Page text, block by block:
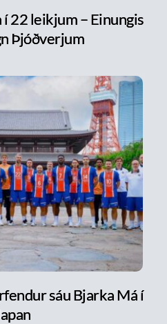
22 leikjum – Einungis
Þjóðverjum
sáu Bjarka Má í